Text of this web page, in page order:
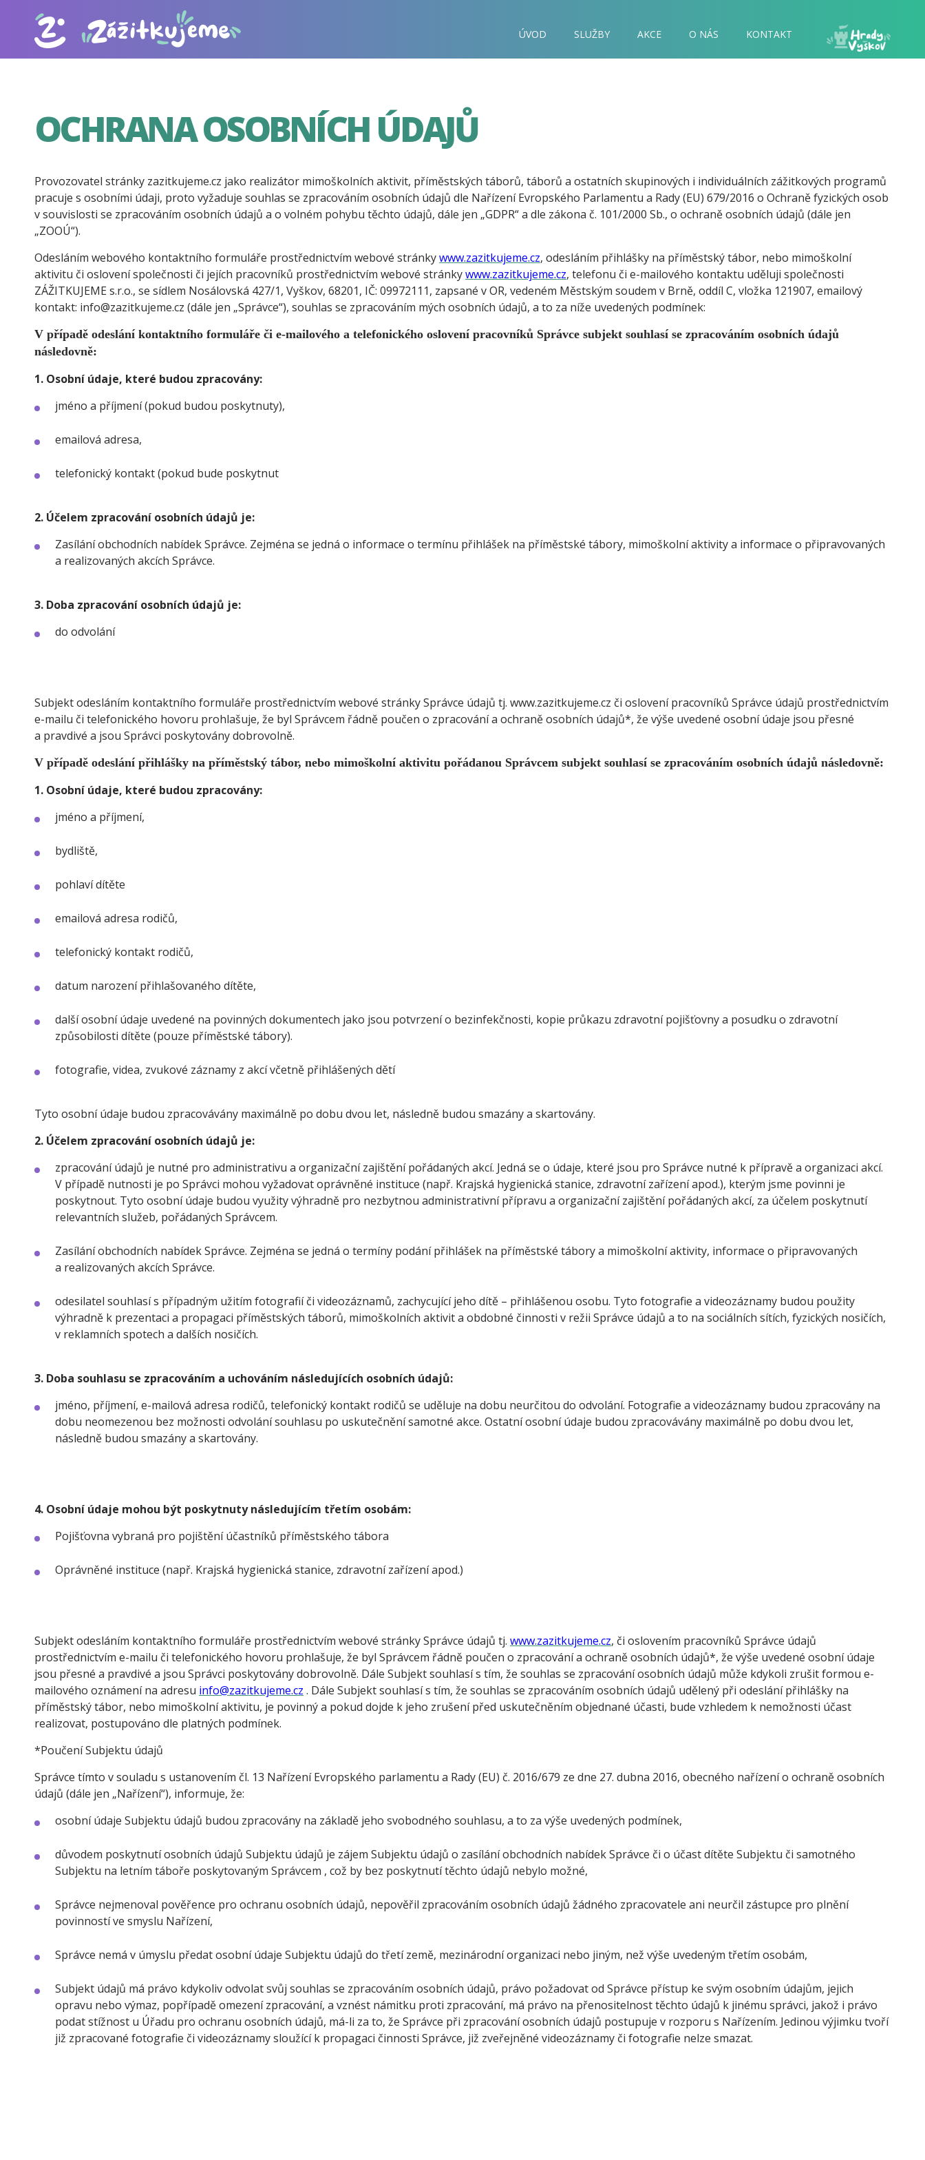
ÚVOD SLUŽBY AKCE O NÁS KONTAKT
OCHRANA OSOBNÍCH ÚDAJŮ
Provozovatel stránky zazitkujeme.cz jako realizátor mimoškolních aktivit, příměstských táborů, táborů a ostatních skupinových i individuálních zážitkových programů
pracuje s osobními údaji, proto vyžaduje souhlas se zpracováním osobních údajů dle Nařízení Evropského Parlamentu a Rady (EU) 679/2016 o Ochraně fyzických osob
v souvislosti se zpracováním osobních údajů a o volném pohybu těchto údajů, dále jen „GDPR“ a dle zákona č. 101/2000 Sb., o ochraně osobních údajů (dále jen
„ZOOÚ“).
Odesláním webového kontaktního formuláře prostřednictvím webové stránkywww.zazitkujeme.cz, odesláním přihlášky na příměstský tábor, nebo mimoškolní
aktivitu či oslovení společnosti či jejích pracovníků prostřednictvím webové stránkywww.zazitkujeme.cz, telefonu či e-mailového kontaktu uděluji společnosti
ZÁŽITKUJEME s.r.o., se sídlem Nosálovská 427/1, Vyškov, 68201, IČ: 09972111, zapsané v OR, vedeném Městským soudem v Brně, oddíl C, vložka 121907, emailový
kontakt: info@zazitkujeme.cz (dále jen „Správce“), souhlas se zpracováním mých osobních údajů, a to za níže uvedených podmínek:
V případě odeslání kontaktního formuláře či e-mailového a telefonického oslovení pracovníků Správce subjekt souhlasí se zpracováním osobních údajů
následovně:
1. Osobní údaje, které budou zpracovány:
jméno a příjmení (pokud budou poskytnuty),
emailová adresa,
telefonický kontakt (pokud bude poskytnut
2. Účelem zpracování osobních údajů je:
Zasílání obchodních nabídek Správce. Zejména se jedná o informace o termínu přihlášek na příměstské tábory, mimoškolní aktivity a informace o připravovaných
a realizovaných akcích Správce.
3. Doba zpracování osobních údajů je:
do odvolání
Subjekt odesláním kontaktního formuláře prostřednictvím webové stránky Správce údajů tj. www.zazitkujeme.cz či oslovení pracovníků Správce údajů prostřednictvím
e-mailu či telefonického hovoru prohlašuje, že byl Správcem řádně poučen o zpracování a ochraně osobních údajů*, že výše uvedené osobní údaje jsou přesné
a pravdivé a jsou Správci poskytovány dobrovolně.
V případě odeslání přihlášky na příměstský tábor, nebo mimoškolní aktivitu pořádanou Správcem subjekt souhlasí se zpracováním osobních údajů následovně:
1. Osobní údaje, které budou zpracovány:
jméno a příjmení,
bydliště,
pohlaví dítěte
emailová adresa rodičů,
telefonický kontakt rodičů,
datum narození přihlašovaného dítěte,
další osobní údaje uvedené na povinných dokumentech jako jsou potvrzení o bezinfekčnosti, kopie průkazu zdravotní pojišťovny a posudku o zdravotní
způsobilosti dítěte (pouze příměstské tábory).
fotografie, videa, zvukové záznamy z akcí včetně přihlášených dětí
Tyto osobní údaje budou zpracovávány maximálně po dobu dvou let, následně budou smazány a skartovány.
2. Účelem zpracování osobních údajů je:
zpracování údajů je nutné pro administrativu a organizační zajištění pořádaných akcí. Jedná se o údaje, které jsou pro Správce nutné k přípravě a organizaci akcí.
V případě nutnosti je po Správci mohou vyžadovat oprávněné instituce (např. Krajská hygienická stanice, zdravotní zařízení apod.), kterým jsme povinni je
poskytnout. Tyto osobní údaje budou využity výhradně pro nezbytnou administrativní přípravu a organizační zajištění pořádaných akcí, za účelem poskytnutí
relevantních služeb, pořádaných Správcem.
Zasílání obchodních nabídek Správce. Zejména se jedná o termíny podání přihlášek na příměstské tábory a mimoškolní aktivity, informace o připravovaných
a realizovaných akcích Správce.
odesilatel souhlasí s případným užitím fotografií či videozáznamů, zachycující jeho dítě – přihlášenou osobu. Tyto fotografie a videozáznamy budou použity
výhradně k prezentaci a propagaci příměstských táborů, mimoškolních aktivit a obdobné činnosti v režii Správce údajů a to na sociálních sítích, fyzických nosičích,
v reklamních spotech a dalších nosičích.
3. Doba souhlasu se zpracováním a uchováním následujících osobních údajů:
jméno, příjmení, e-mailová adresa rodičů, telefonický kontakt rodičů se uděluje na dobu neurčitou do odvolání. Fotografie a videozáznamy budou zpracovány na
dobu neomezenou bez možnosti odvolání souhlasu po uskutečnění samotné akce. Ostatní osobní údaje budou zpracovávány maximálně po dobu dvou let,
následně budou smazány a skartovány.
4. Osobní údaje mohou být poskytnuty následujícím třetím osobám:
Pojišťovna vybraná pro pojištění účastníků příměstského tábora
Oprávněné instituce (např. Krajská hygienická stanice, zdravotní zařízení apod.)
Subjekt odesláním kontaktního formuláře prostřednictvím webové stránky Správce údajů tj. www.zazitkujeme.cz, či oslovením pracovníků Správce údajů
prostřednictvím e-mailu či telefonického hovoru prohlašuje, že byl Správcem řádně poučen o zpracování a ochraně osobních údajů*, že výše uvedené osobní údaje
jsou přesné a pravdivé a jsou Správci poskytovány dobrovolně. Dále Subjekt souhlasí s tím, že souhlas se zpracování osobních údajů může kdykoli zrušit formou e-
mailového oznámení na adresu info@zazitkujeme.cz . Dále Subjekt souhlasí s tím, že souhlas se zpracováním osobních údajů udělený při odeslání přihlášky na
příměstský tábor, nebo mimoškolní aktivitu, je povinný a pokud dojde k jeho zrušení před uskutečněním objednané účasti, bude vzhledem k nemožnosti účast
realizovat, postupováno dle platných podmínek.
*Poučení Subjektu údajů
Správce tímto v souladu s ustanovením čl. 13 Nařízení Evropského parlamentu a Rady (EU) č. 2016/679 ze dne 27. dubna 2016, obecného nařízení o ochraně osobních
údajů (dále jen „Nařízení“), informuje, že:
osobní údaje Subjektu údajů budou zpracovány na základě jeho svobodného souhlasu, a to za výše uvedených podmínek,
důvodem poskytnutí osobních údajů Subjektu údajů je zájem Subjektu údajů o zasílání obchodních nabídek Správce či o účast dítěte Subjektu či samotného
Subjektu na letním táboře poskytovaným Správcem , což by bez poskytnutí těchto údajů nebylo možné,
Správce nejmenoval pověřence pro ochranu osobních údajů, nepověřil zpracováním osobních údajů žádného zpracovatele ani neurčil zástupce pro plnění
povinností ve smyslu Nařízení,
Správce nemá v úmyslu předat osobní údaje Subjektu údajů do třetí země, mezinárodní organizaci nebo jiným, než výše uvedeným třetím osobám,
Subjekt údajů má právo kdykoliv odvolat svůj souhlas se zpracováním osobních údajů, právo požadovat od Správce přístup ke svým osobním údajům, jejich
opravu nebo výmaz, popřípadě omezení zpracování, a vznést námitku proti zpracování, má právo na přenositelnost těchto údajů k jinému správci, jakož i právo
podat stížnost u Úřadu pro ochranu osobních údajů, má-li za to, že Správce při zpracování osobních údajů postupuje v rozporu s Nařízením. Jedinou výjimku tvoří
již zpracované fotografie či videozáznamy sloužící k propagaci činnosti Správce, již zveřejněné videozáznamy či fotografie nelze smazat.